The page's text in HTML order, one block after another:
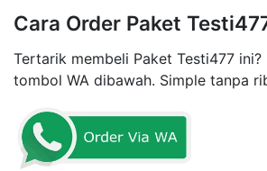
Cara Order Paket
Tertarik membeli Paket Testi477 ini?
tombol WA dibawah. Simple tanpa